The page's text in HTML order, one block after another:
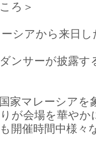
ろ＞
シアから来日
ンサーが披露す
家マレーシア
が会場を華や
開催時間中様